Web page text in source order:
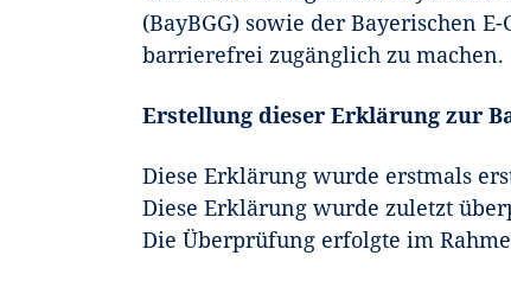
(BayBGG) sowie der Bayerischen
barrierefrei zugänglich zu machen.
Erstellung dieser Erklärung zur
Diese Erklärung wurde erstmals
Diese Erklärung wurde zuletzt
Die Überprüfung erfolgte im